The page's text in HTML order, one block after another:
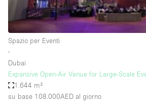
Stand / Bancarella
Stand / Chiosco / Stand
Studio fotografico / riprese
Uffici
Villa / Casa
Spazio per Eventi
∙
Dubai
Expansive Open-Air Venue for Large-Scale
1.644 m²
su base 108.000AED al giorno